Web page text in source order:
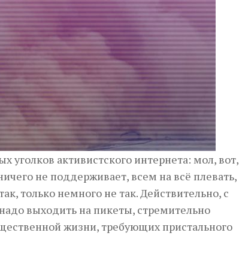
активистского интернета: мол, вот,
не поддерживает, всем на всё плевать,
только немного не так. Действительно, с
выходить на пикеты, стремительно
жизни, требующих пристального